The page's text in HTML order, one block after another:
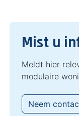
Mist u
Meldt hier
modulaire
Neem